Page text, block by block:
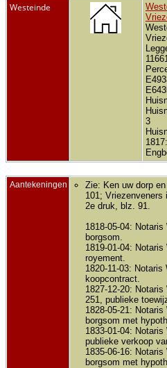
Westeinde
3
Aantekeningen
Zie: Ken uw dorp
101; Vriezenveners
2e druk, blz. 91.
1818-05-04: Notaris
borgsom.
1819-01-04: Notaris
royement.
1820-11-03: Notaris
koopcontract.
1827-12-20: Notaris
251, publieke
1828-05-21: Notaris
borgsom met
1833-01-04: Notaris
publieke verkoop
1835-06-16: Notaris
borgsom met